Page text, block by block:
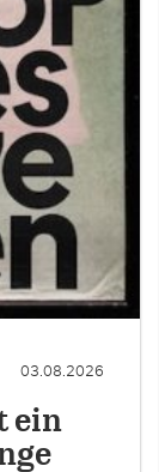
03.08.2026
ein